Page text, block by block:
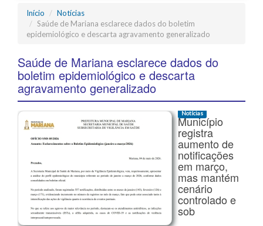
Início
Notícias
Saúde de Mariana esclarece dados do boletim
epidemiológico e descarta agravamento generalizado
Saúde de Mariana esclarece dados do
boletim epidemiológico e descarta
agravamento generalizado
Notícias
Município
registra
aumento de
notificações
em março,
mas mantém
cenário
controlado e
sob